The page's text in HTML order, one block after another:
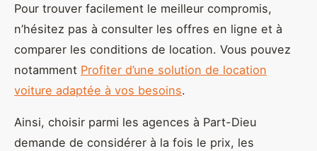
Pour trouver facilement le meilleur compromis,
n’hésitez pas à consulter les offres en ligne et à
comparer les conditions de location. Vous pouvez
notamment Profiter d’une solution de location
voiture adaptée à vos besoins.
Ainsi, choisir parmi les agences à Part-Dieu
demande de considérer à la fois le prix, les